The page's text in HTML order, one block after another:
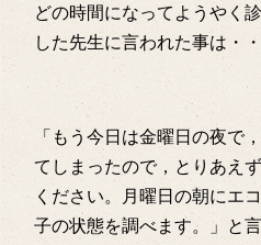
どの時間になってようやく
した先生に言われた事は・・
「もう今日は金曜日の夜で
てしまったので，とりあえ
ください。月曜日の朝にエ
子の状態を調べます。」と